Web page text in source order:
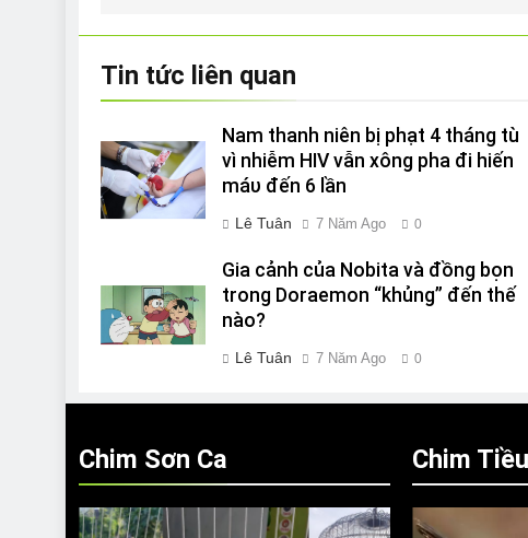
Tin tức liên quan
Nam thanh niên bị phạt 4 tháng tù
vì nhiễm HIV vẫn xông pha đi hiến
máυ đến 6 lần
Lê Tuân 7 Năm Ago 0
Gia cảnh của Nobita và đồng bọn
trong Doraemon “khủng” đến thế
nào?
Lê Tuân 7 Năm Ago 0
Chim Sơn Ca Chim